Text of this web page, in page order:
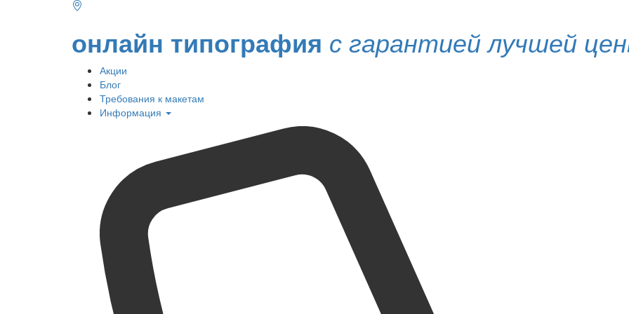
онлайн типография с гарантией лучшей
Акции
Блог
Требования к макетам
Информация